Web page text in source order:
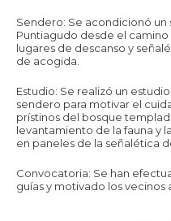
Sendero: Se acondicionó
Puntiagudo desde el
lugares de descanso y
de acogida.
Estudio: Se realizó un
sendero para motivar el
prístinos del bosque
levantamiento de la fauna y
en paneles de la señalética
Convocatoria: Se han
guías y motivado los vecinos